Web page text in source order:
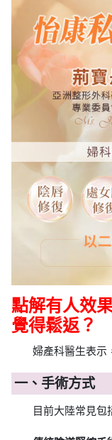
點解有人效
覺得鬆返？
婦產科醫生表示
一、手術方式
目前大陸常見包